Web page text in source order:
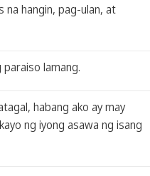
na hangin, pag-ulan, at
paraiso lamang.
habang ako ay may
ng iyong asawa ng isang